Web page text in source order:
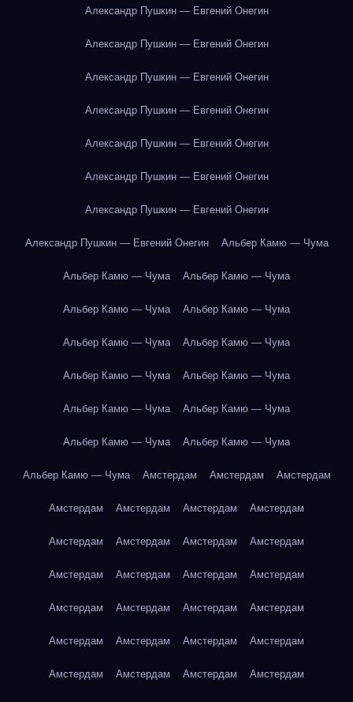
Александр Пушкин — Евгений Онегин
Александр Пушкин — Евгений Онегин
Александр Пушкин — Евгений Онегин
Александр Пушкин — Евгений Онегин
Александр Пушкин — Евгений Онегин
Александр Пушкин — Евгений Онегин
Александр Пушкин — Евгений Онегин
Александр Пушкин — Евгений Онегин Альбер Камю — Чума
Альбер Камю — Чума Альбер Камю — Чума
Альбер Камю — Чума Альбер Камю — Чума
Альбер Камю — Чума Альбер Камю — Чума
Альбер Камю — Чума Альбер Камю — Чума
Альбер Камю — Чума Альбер Камю — Чума
Альбер Камю — Чума Альбер Камю — Чума
Альбер Камю — Чума Амстердам Амстердам Амстердам
Амстердам Амстердам Амстердам Амстердам
Амстердам Амстердам Амстердам Амстердам
Амстердам Амстердам Амстердам Амстердам
Амстердам Амстердам Амстердам Амстердам
Амстердам Амстердам Амстердам Амстердам
Амстердам Амстердам Амстердам Амстердам